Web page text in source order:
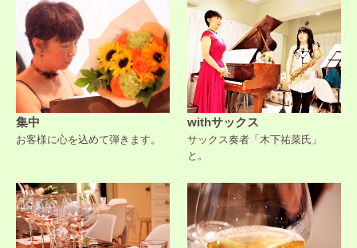
集中
お客様に心を込めて弾きます。
withサックス
サックス奏者「木下祐菜氏」
と。